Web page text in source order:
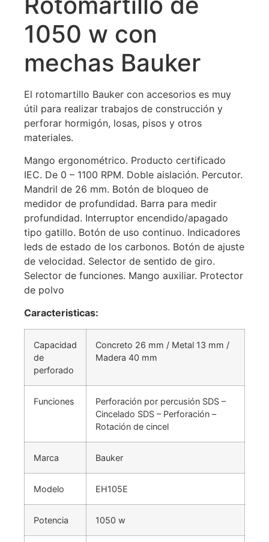
1050 w con
mechas Bauker
El rotomartillo Bauker con accesorios es muy
útil para realizar trabajos de construcción y
perforar hormigón, losas, pisos y otros
materiales.
Mango ergonométrico. Producto certificado
IEC. De 0 – 1100 RPM. Doble aislación. Percutor.
Mandril de 26 mm. Botón de bloqueo de
medidor de profundidad. Barra para medir
profundidad. Interruptor encendido/apagado
tipo gatillo. Botón de uso continuo. Indicadores
leds de estado de los carbonos. Botón de ajuste
de velocidad. Selector de sentido de giro.
Selector de funciones. Mango auxiliar. Protector
de polvo
Caracteristicas:
Capacidad
de
perforado
Concreto 26 mm / Metal 13 mm /
Madera 40 mm
Funciones
Perforación por percusión SDS –
Cincelado SDS – Perforación –
Rotación de cincel
Marca Bauker
Modelo EH105E
Potencia 1050 w